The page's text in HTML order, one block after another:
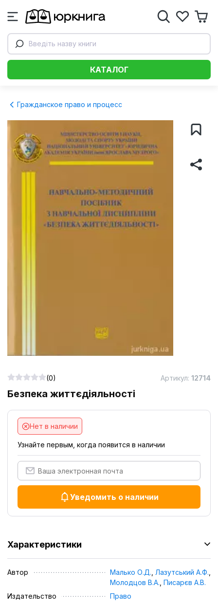
Введіть назву книги
КАТАЛОГ
Гражданское право и процесс
Безпека життєдіяльності
(0) Артикул: 12714
Нет в наличии
Узнайте первым, когда появится в наличии
Уведомить о наличии
Характеристики
Автор Малько О.Д. Лазутський А.Ф.
Молодцов В.А. Писарєв А.В.
Издательство
Право